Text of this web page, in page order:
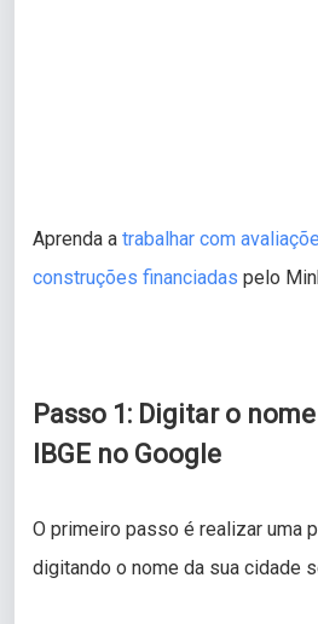
Aprenda a trabalhar com
construções financiadas pelo
Passo 1: Digitar o
IBGE no Google
O primeiro passo é realizar uma
digitando o nome da sua cidade